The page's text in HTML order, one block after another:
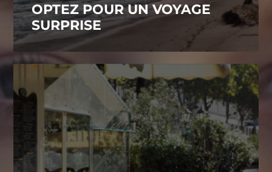
OPTEZ POUR UN VOYAGE
SURPRISE